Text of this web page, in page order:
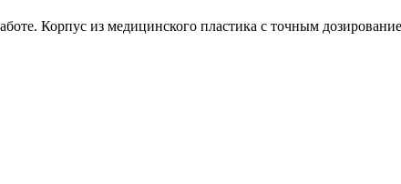
Корпус из медицинского пластика с точным